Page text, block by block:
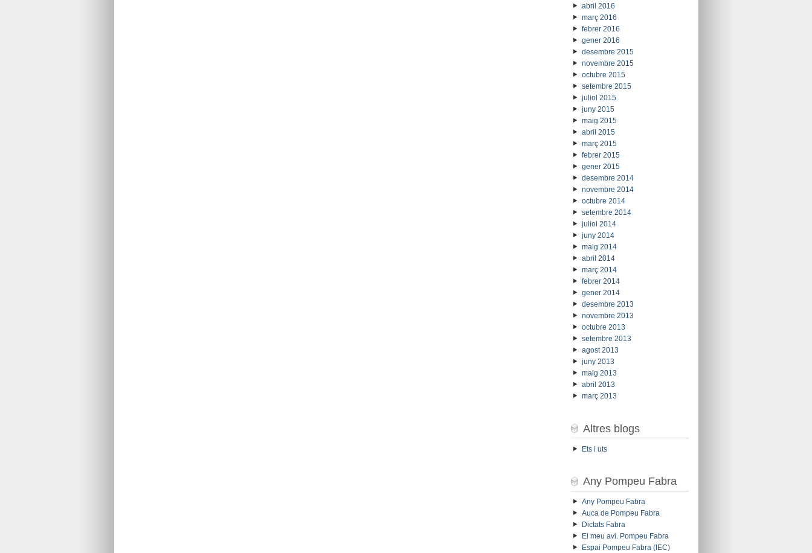
abril 2016
març 2016
febrer 2016
gener 2016
desembre 2015
novembre 2015
octubre 2015
setembre 2015
juliol 2015
juny 2015
maig 2015
abril 2015
març 2015
febrer 2015
gener 2015
desembre 2014
novembre 2014
octubre 2014
setembre 2014
juliol 2014
juny 2014
maig 2014
abril 2014
març 2014
febrer 2014
gener 2014
desembre 2013
novembre 2013
octubre 2013
setembre 2013
agost 2013
juny 2013
maig 2013
abril 2013
març 2013
Altres blogs
Ets i uts
Any Pompeu Fabra
Any Pompeu Fabra
Auca de Pompeu Fabra
Dictats Fabra
El meu avi. Pompeu Fabra
Espai Pompeu Fabra (IEC)